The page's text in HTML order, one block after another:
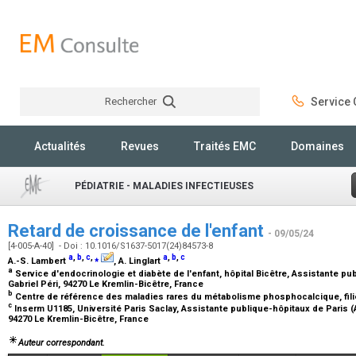
Rechercher Service
Actualités Revues Traités EMC Domaines
PÉDIATRIE - MALADIES INFECTIEUSES
Retard de croissance de l'enfant - 09/05/24
[4-005-A-40] - Doi : 10.1016/S1637-5017(24)84573-8
A.-S. Lambert a, b,c,⁎ , A. Linglart a, b,c
a Service d'endocrinologie et diabète de l'enfant, hôpital Bicêtre, Assistante
Gabriel Péri, 94270 Le Kremlin-Bicêtre, France
b Centre de référence des maladies rares du métabolisme phosphocalcique,
c Inserm U1185, Université Paris Saclay, Assistante publique-hôpitaux de Paris
94270 Le Kremlin-Bicêtre, France
Auteur correspondant.